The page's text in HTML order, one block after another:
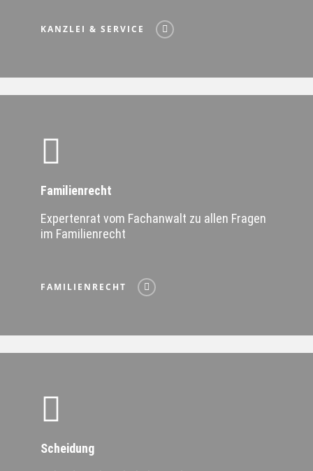
KANZLEI & SERVICE
Familienrecht
Expertenrat vom Fachanwalt zu allen Fragen
im Familienrecht
FAMILIENRECHT
Scheidung